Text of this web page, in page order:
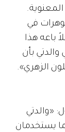
في
باعه هذا
بأن
الزهري».
«والدتي
يستخدمان